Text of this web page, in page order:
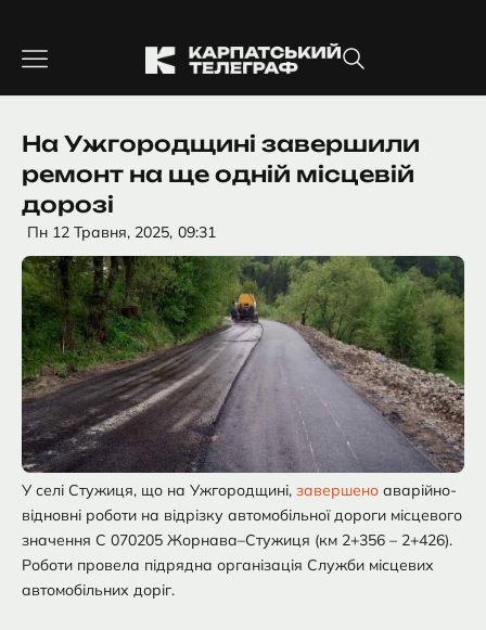
вмісту
На Ужгородщині завершили
ремонт на ще одній місцевій
дорозі
Пн 12 Травня, 2025, 09:31
У селі Стужиця, що на Ужгородщині, завершено аварійно-
відновні роботи на відрізку автомобільної дороги місцевого
значення С 070205 Жорнава–Стужиця (км 2+356 – 2+426).
Роботи провела підрядна організація Служби місцевих
автомобільних доріг.